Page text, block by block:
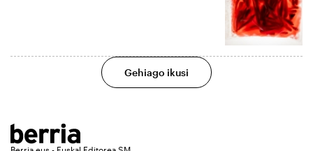
Gehiago ikusi